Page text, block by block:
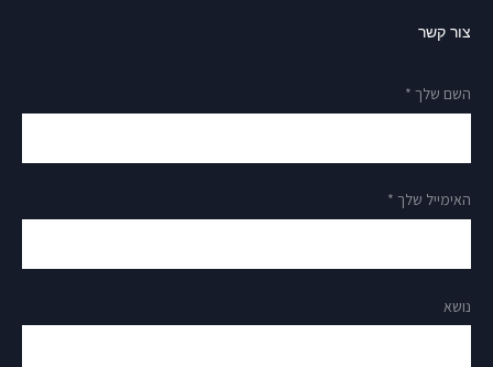
צור קשר
השם שלך *
האימייל שלך *
נושא